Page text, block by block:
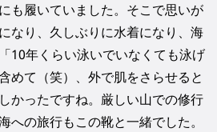
も履いていました。そこで思いが
なり、久しぶりに水着になり、海
10年くらい泳いでいなくても泳げ
めて（笑）、外で肌をさらせると
かったですね。厳しい山での修行
への旅行もこの靴と一緒でした。